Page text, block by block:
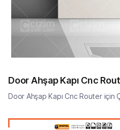
Door Ahşap Kapı Cnc
Door Ahşap Kapı Cnc Router için